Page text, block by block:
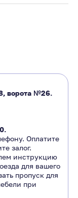
ворота №26.
Оплатите
залог.
инструкцию
для вашего
пропуск для
при